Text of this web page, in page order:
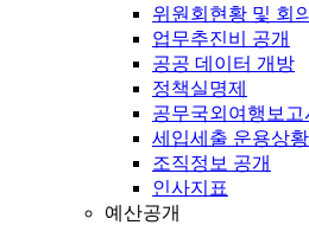
위원회현황 및 회
업무추진비 공개
공공 데이터 개방
정책실명제
공무국외여행보고
세입세출 운용상
조직정보 공개
인사지표
예산공개